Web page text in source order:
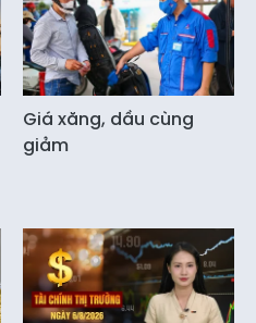
Giá xăng, dầu cùng
giảm